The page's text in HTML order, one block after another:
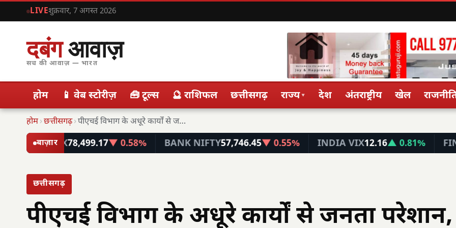
LIVEशुक्रवार, 7 अगस्त 2026
दबंगआवाज़
सच की आवाज़ — भारत
होम 📱 वेब स्टोरीज़ 🧰 टूल्स 🔮 राशिफल छत्तीसगढ़ राज्य▾ देश अंतराष्ट्रीय खेल
होम›छत्तीसगढ़› पीएचई विभाग के अधूरे कार्यों से जनता परेशान,…
बाज़ार
78,499.17▼ 0.58% BANK NIFTY57,746.45▼ 0.55% INDIA VIX 12.16▲ 0.81% FIN NIFTY
छत्तीसगढ़
पीएचई विभाग के अधूरे कार्यों से जनता परेशान,